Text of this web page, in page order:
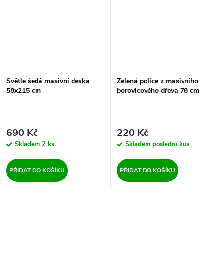
Světle šedá masivní deska
58x215 cm
690 Kč
Skladem 2 ks
PŘIDAT DO KOŠÍKU
Zelená police z masivního
borovicového dřeva 78 cm
220 Kč
Skladem poslední kus
PŘIDAT DO KOŠÍKU
l